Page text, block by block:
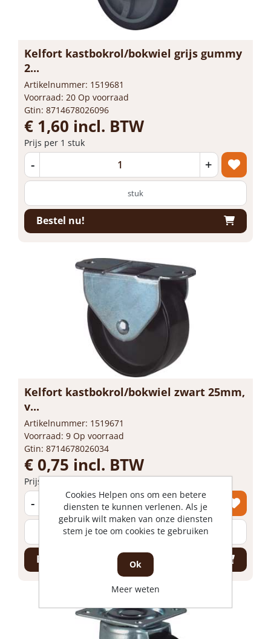
Kelfort kastbokrol/bokwiel grijs gummy
2...
Artikelnummer: 1519681
Voorraad: 20 Op voorraad
Gtin: 8714678026096
€ 1,60 incl. BTW
Prijs per 1 stuk
- +
stuk
Bestel nu!
Kelfort kastbokrol/bokwiel zwart 25mm,
v...
Artikelnummer: 1519671
Voorraad: 9 Op voorraad
Gtin: 8714678026034
€ 0,75 incl. BTW
Prijs per 1 stuk
- +
stuk
Bestel nu!
Cookies Helpen ons om een betere
diensten te kunnen verlenen. Als je
gebruik wilt maken van onze diensten
stem je toe om cookies te gebruiken
Ok
Meer weten